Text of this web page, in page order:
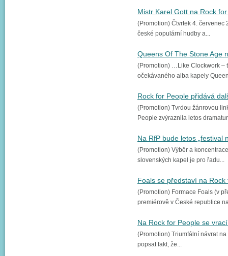
Mistr Karel Gott na Rock
(Promotion) Čtvrtek 4. červenec
české populární hudby a...
Queens Of The Stone Age
(Promotion) …Like Clockwork –
očekávaného alba kapely
Rock for People přidává
(Promotion) Tvrdou žánrovou
People zvýraznila letos
Na RfP bude letos „festival
(Promotion) Výběr a
slovenských kapel je pro řadu...
Foals se představí na Rock
(Promotion) Formace Foals (v
premiérově v České republice
Na Rock for People se
(Promotion) Triumfální návrat
popsat fakt, že...